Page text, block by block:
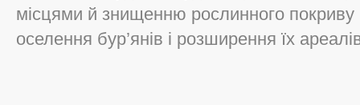
місцями й знищенню рослинного
оселення бур’янів і розширення їх